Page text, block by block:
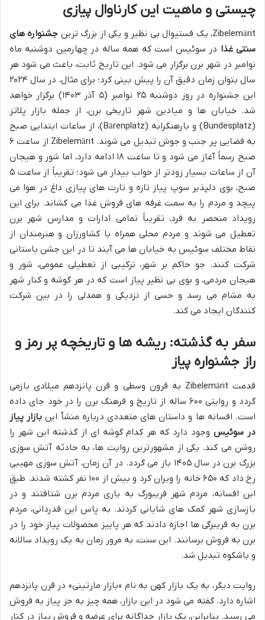
چیستی و ماهیت این کارناوال پیازی
Zibelemärit، یک فستیوال بی نظیر و یکی از بزرگ ترین
جشنواره های
سنتی غذا در سوئیس است که همه ساله در چهارمین دوشنبه ماه
نوامبر در شهر برن برگزار می شود. این تاریخ ثابت، باعث می شود هر
سال بتوان زمان دقیق آن را پیش بینی کرد؛ برای مثال، در سال ۲۰۲۴
این جشنواره در روز دوشنبه ۲۵ نوامبر (۵ آذر ۱۴۰۳) برگزار خواهد
شد. خیابان ها و میادین شهر تاریخی برن، از جمله بازار پلاتز
(Bundesplatz) و بارهنگرابه (Bärenplatz)، از ساعات ابتدایی صبح
به فضایی پر جنب و جوش تبدیل می شوند. Zibelemärit از ساعت ۶
صبح رسماً آغاز می شود و تا ساعت ۱۸ ادامه دارد، اما شور و هیجان
آن از ساعات بسیار زودتر از خواب بیدار می شود؛ تقریباً از ساعت ۵
صبح، بوی دلپذیر سوپ پیاز تازه و تارت های پیازی داغ در هوا می
پیچد و مردم را به سمت غرفه های فروش غذا می کشاند. برای این
رویداد منحصر به فرد، تقریباً تمامی ادارات و مدارس شهر برن
تعطیل می شوند و مردم محلی همراه با کشاورزان و هنرمندان از
نقاط مختلف سوئیس به خیابان ها می آیند تا در این جشن باستانی
شرکت کنند. جو حاکم بر شهر، ترکیبی از تعطیلی عمومی، شور و
هیجان مردمی، و بوی بی نظیر پیاز است که در هر گوشه و کنار شهر
به مشام می رسد و حسی از نزدیکی و همدلی را در بین شرکت
کنندگان ایجاد می کند.
سفر به گذشته: ریشه ها و تاریخچه پر رمز و
راز جشنواره پیاز
قدمت Zibelemärit به قرون وسطی و قرن پانزدهم میلادی بازمی
گردد و روایتی ۶۰۰ ساله از تاریخ و فرهنگ برن را در خود جای داده
است. افسانه ها و داستان های متعددی درباره منشأ این بازار پیاز
در سوئیسوجود دارد که هر کدام گوشه ای از گذشته این شهر را
روشن می کند. یکی از مشهورترین روایت ها، به حادثه آتش سوزی
بزرگ برن در سال ۱۴۰۵ باز می گردد. در آن زمان، آتش سوزی مهیبی
رخ داد که ۶۵۰ خانه را ویران کرد و بیش از ۱۰۰ نفر کشته شدند. طبق
این افسانه، مردم شهر فریبورگ به یاری مردم برن شتافتند و در
بازسازی شهر کمک های شایانی کردند. به پاس این قدردانی، مردم
برن به فریبرگی ها اجازه دادند که هر پاییز محصولات پیاز خود را در
برن به فروش برسانند. این سنت، به مرور زمان به یک رویداد سالانه
و باشکوه تبدیل شد.
روایت دیگر، به یک بازار کهن به نام «بازار مارتینی» در قرن پانزدهم
اشاره دارد. گفته می شود در این بازار، همه چیز به جز پیاز به فروش
می رسید. بنابراین، یک بازار جداگانه برای عرضه و فروش پیاز در کنار